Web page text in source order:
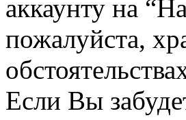
аккаунту на
пожалуйста,
Если Вы